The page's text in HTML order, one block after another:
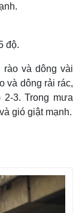
độ.
rào và dông vài
và dông rải rác,
3. Trong mưa
gió giật mạnh.